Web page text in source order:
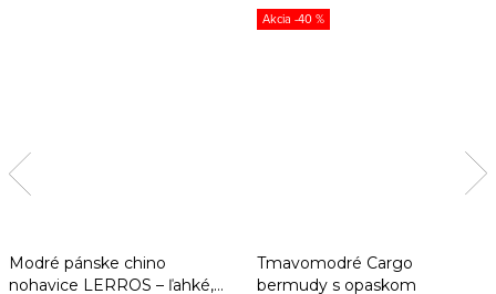
Modré pánske chino
nohavice LERROS – ľahké,
-40 %
Tmavomodré Cargo
bermudy s opaskom